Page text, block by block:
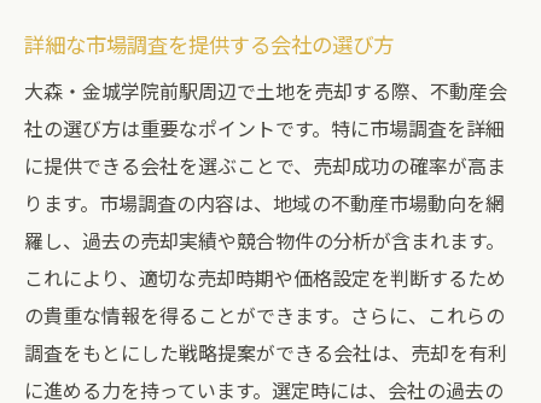
詳細な市場調査を提供する会社の選び方
大森・金城学院前駅周辺で土地を売却する際、不動産会
社の選び方は重要なポイントです。特に市場調査を詳細
に提供できる会社を選ぶことで、売却成功の確率が高ま
ります。市場調査の内容は、地域の不動産市場動向を網
羅し、過去の売却実績や競合物件の分析が含まれます。
これにより、適切な売却時期や価格設定を判断するため
の貴重な情報を得ることができます。さらに、これらの
調査をもとにした戦略提案ができる会社は、売却を有利
に進める力を持っています。選定時には、会社の過去の